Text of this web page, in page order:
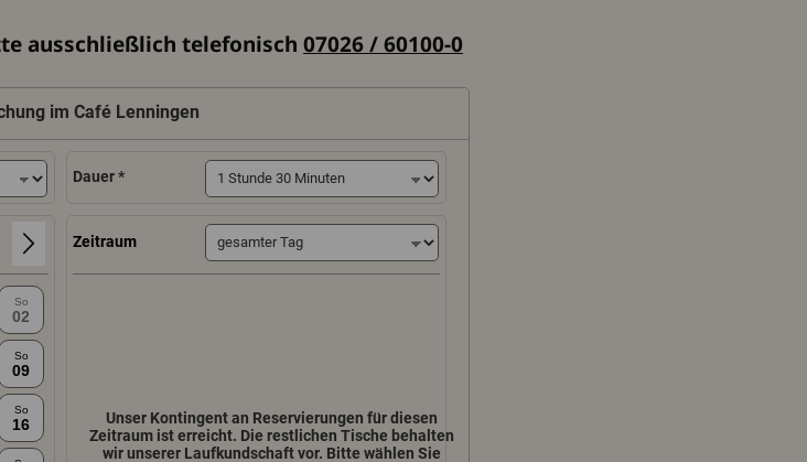
ausschließlich telefonisch 07026 / 60100-0